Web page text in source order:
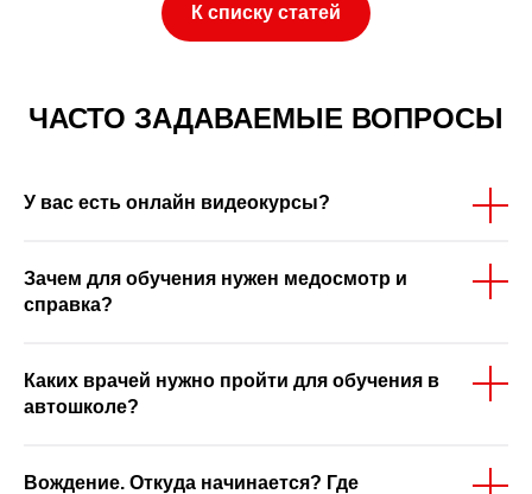
К списку статей
ЧАСТО ЗАДАВАЕМЫЕ ВОПРОСЫ
У вас есть онлайн видеокурсы?
Зачем для обучения нужен медосмотр и
справка?
Каких врачей нужно пройти для обучения в
автошколе?
Вождение. Откуда начинается? Где